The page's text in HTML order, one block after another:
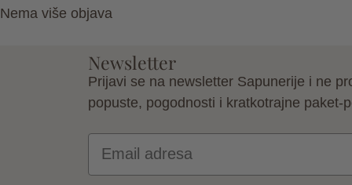
Nema više objava
Newsletter
Prijavi se na newsletter Sapunerije i ne
popuste, pogodnosti i kratkotrajne paket-